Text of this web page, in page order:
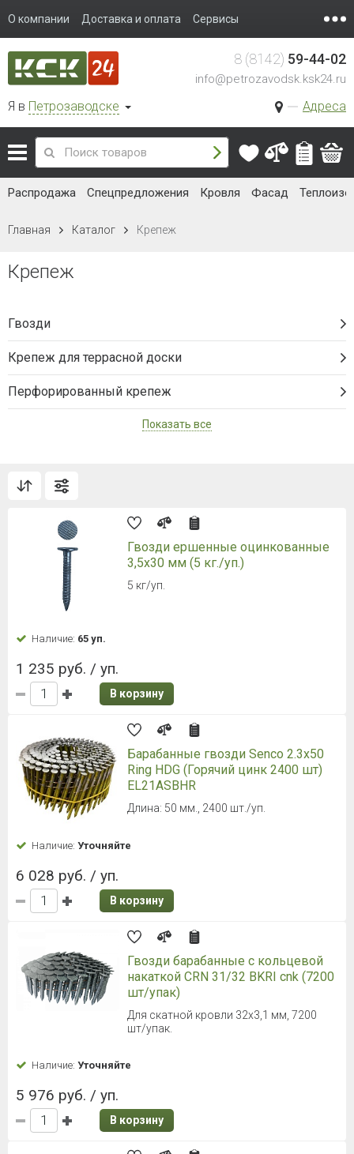
О компании Доставка и оплата Сервисы
Я в Петрозаводске Адреса
8 (8142) 59-44-02
info@petrozavodsk.ksk24.ru
Распродажа Спецпредложения Кровля Фасад
Главная Каталог Крепеж
Крепеж
Гвозди
Крепеж для террасной доски
Перфорированный крепеж
Показать все
Гвозди ершенные оцинкованные
3,5х30 мм (5 кг./уп.)
5 кг/уп.
Наличие: 65 уп.
1 235 руб. / уп.
В корзину
Барабанные гвозди Senco 2.3х50
Ring HDG (Горячий цинк 2400 шт)
EL21ASBHR
Длина: 50 мм., 2400 шт./уп.
Наличие: Уточняйте
6 028 руб. / уп.
В корзину
Гвозди барабанные с кольцевой
накаткой CRN 31/32 BKRI cnk (7200
шт/упак)
Для скатной кровли 32х3,1 мм, 7200
шт/упак.
Наличие: Уточняйте
5 976 руб. / уп.
В корзину